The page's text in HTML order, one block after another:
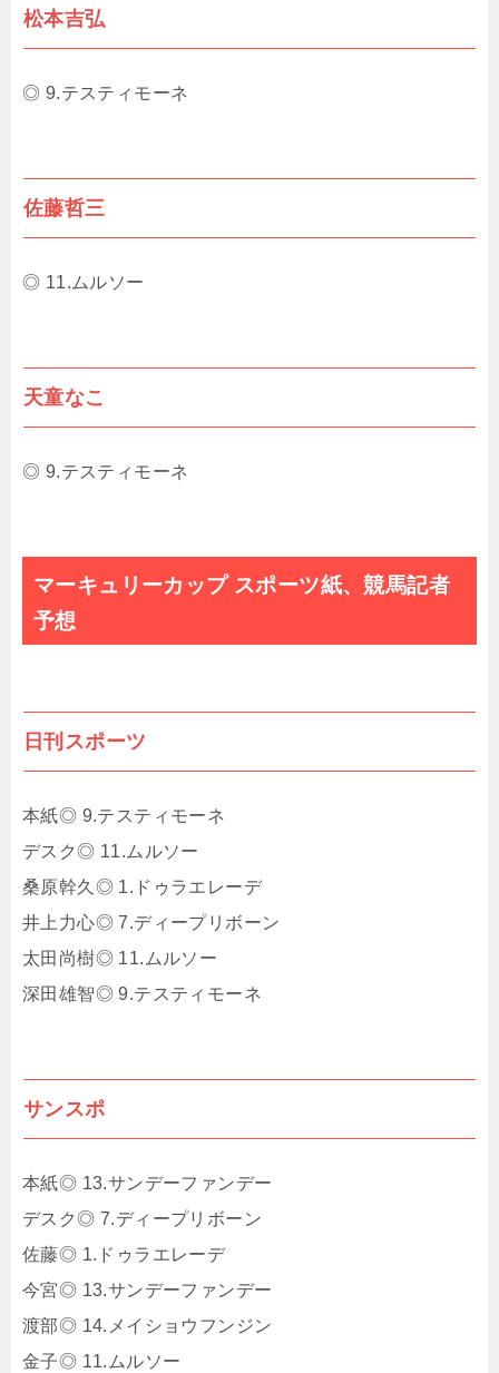
松本吉弘
◎ 9.テスティモーネ
佐藤哲三
◎ 11.ムルソー
天童なこ
◎ 9.テスティモーネ
マーキュリーカップ スポーツ紙、競馬記者
予想
日刊スポーツ
本紙◎ 9.テスティモーネ
デスク◎ 11.ムルソー
桑原幹久◎ 1.ドゥラエレーデ
井上力心◎ 7.ディープリボーン
太田尚樹◎ 11.ムルソー
深田雄智◎ 9.テスティモーネ
サンスポ
本紙◎ 13.サンデーファンデー
デスク◎ 7.ディープリボーン
佐藤◎ 1.ドゥラエレーデ
今宮◎ 13.サンデーファンデー
渡部◎ 14.メイショウフンジン
金子◎ 11.ムルソー